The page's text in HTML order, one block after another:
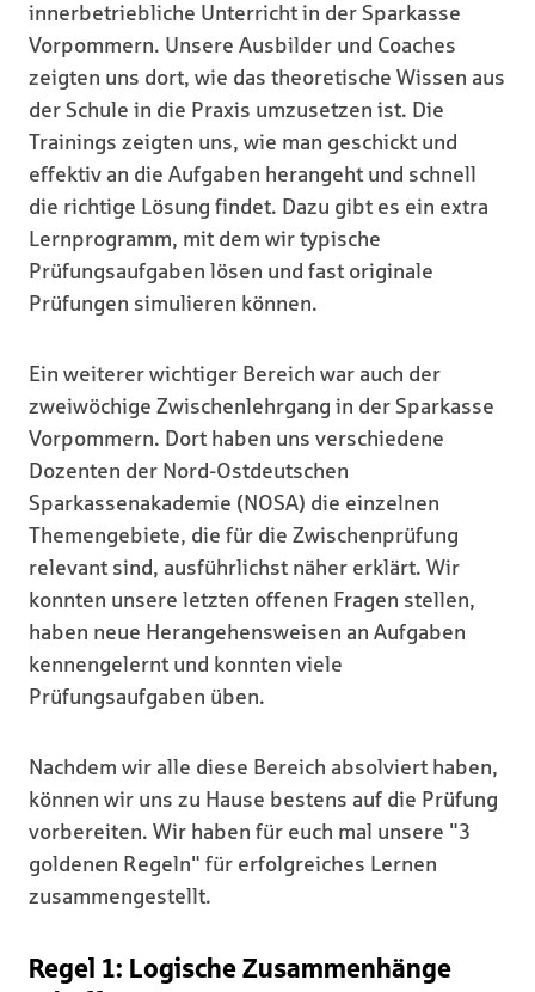
innerbetriebliche Unterricht in der Sparkasse
Vorpommern. Unsere Ausbilder und Coaches
zeigten uns dort, wie das theoretische Wissen aus
der Schule in die Praxis umzusetzen ist. Die
Trainings zeigten uns, wie man geschickt und
effektiv an die Aufgaben herangeht und schnell
die richtige Lösung findet. Dazu gibt es ein extra
Lernprogramm, mit dem wir typische
Prüfungsaufgaben lösen und fast originale
Prüfungen simulieren können.
Ein weiterer wichtiger Bereich war auch der
zweiwöchige Zwischenlehrgang in der Sparkasse
Vorpommern. Dort haben uns verschiedene
Dozenten der Nord-Ostdeutschen
Sparkassenakademie (NOSA) die einzelnen
Themengebiete, die für die Zwischenprüfung
relevant sind, ausführlichst näher erklärt. Wir
konnten unsere letzten offenen Fragen stellen,
haben neue Herangehensweisen an Aufgaben
kennengelernt und konnten viele
Prüfungsaufgaben üben.
Nachdem wir alle diese Bereich absolviert haben,
können wir uns zu Hause bestens auf die Prüfung
vorbereiten. Wir haben für euch mal unsere "3
goldenen Regeln" für erfolgreiches Lernen
zusammengestellt.
Regel 1: Logische Zusammenhänge